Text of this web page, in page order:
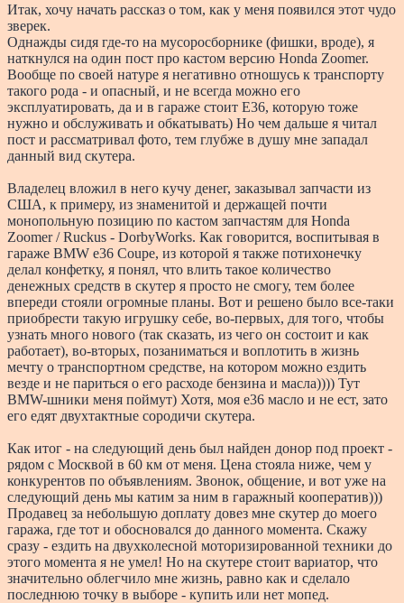
Итак, хочу начать рассказ о том, как у меня появился этот чудо
зверек.
Однажды сидя где-то на мусоросборнике (фишки, вроде), я
наткнулся на один пост про кастом версию Honda Zoomer.
Вообще по своей натуре я негативно отношусь к транспорту
такого рода - и опасный, и не всегда можно его
эксплуатировать, да и в гараже стоит E36, которую тоже
нужно и обслуживать и обкатывать) Но чем дальше я читал
пост и рассматривал фото, тем глубже в душу мне западал
данный вид скутера.
Владелец вложил в него кучу денег, заказывал запчасти из
США, к примеру, из знаменитой и держащей почти
монопольную позицию по кастом запчастям для Honda
Zoomer / Ruckus - DorbyWorks. Как говорится, воспитывая в
гараже BMW e36 Coupe, из которой я также потихонечку
делал конфетку, я понял, что влить такое количество
денежных средств в скутер я просто не смогу, тем более
впереди стояли огромные планы. Вот и решено было все-таки
приобрести такую игрушку себе, во-первых, для того, чтобы
узнать много нового (так сказать, из чего он состоит и как
работает), во-вторых, позаниматься и воплотить в жизнь
мечту о транспортном средстве, на котором можно ездить
везде и не париться о его расходе бензина и масла)))) Тут
BMW-шники меня поймут) Хотя, моя e36 масло и не ест, зато
его едят двухтактные сородичи скутера.
Как итог - на следующий день был найден донор под проект -
рядом с Москвой в 60 км от меня. Цена стояла ниже, чем у
конкурентов по объявлениям. Звонок, общение, и вот уже на
следующий день мы катим за ним в гаражный кооператив)))
Продавец за небольшую доплату довез мне скутер до моего
гаража, где тот и обосновался до данного момента. Скажу
сразу - ездить на двухколесной моторизированной техники до
этого момента я не умел! Но на скутере стоит вариатор, что
значительно облегчило мне жизнь, равно как и сделало
последнюю точку в выборе - купить или нет мопед.